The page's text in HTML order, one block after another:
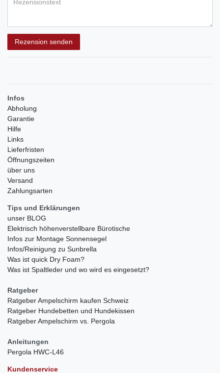
Rezension senden
Infos
Abholung
Garantie
Hilfe
Links
Lieferfristen
Öffnungszeiten
über uns
Versand
Zahlungsarten
Tips und Erklärungen
unser BLOG
Elektrisch höhenverstellbare Bürotische
Infos zur Montage Sonnensegel
Infos/Reinigung zu Sunbrella
Was ist quick Dry Foam?
Was ist Spaltleder und wo wird es eingesetzt?
Ratgeber
Ratgeber Ampelschirm kaufen Schweiz
Ratgeber Hundebetten und Hundekissen
Ratgeber Ampelschirm vs. Pergola
Anleitungen
Pergola HWC-L46
Kundenservice